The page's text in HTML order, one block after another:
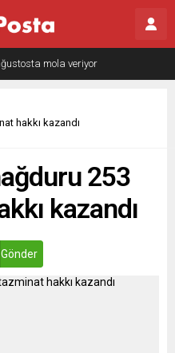
mola veriyor
hakkı kazandı
253
kazandı
Gönder